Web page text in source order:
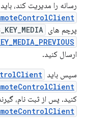
رسانه را مدیریت کند، باید
پرچم های
ارسال کنید.
سپس باید
کنید. پس از ثبت نام،